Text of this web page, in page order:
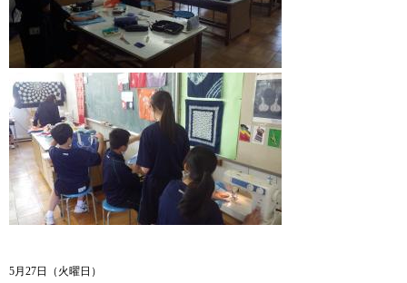
5月27日（火曜日）